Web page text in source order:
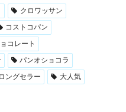
クロワッサン
コストコパン
コレート
パンオショコラ
ロングセラー
大人気